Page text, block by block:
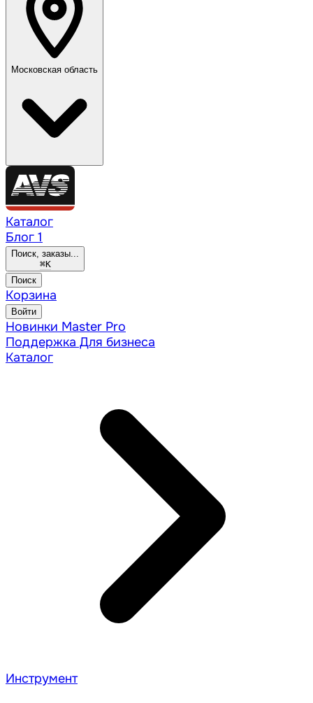
Московская область
Каталог
Блог 1
Поиск, заказы...
⌘K
Поиск
Корзина
Войти
Новинки Master Pro
Поддержка Для бизнеса
Каталог
Инструмент